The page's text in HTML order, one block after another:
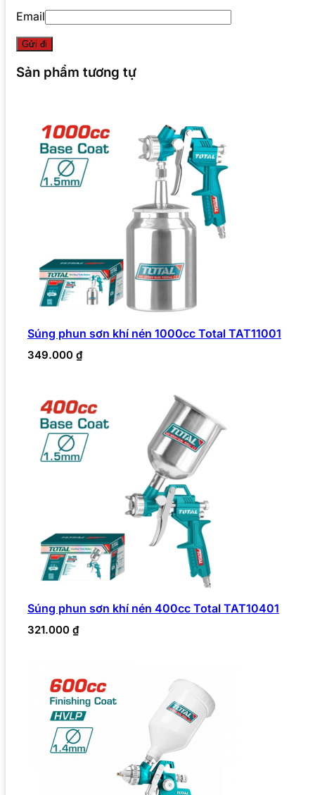
Email
Sản phẩm tương tự
Súng phun sơn khí nén 1000cc Total TAT11001
349.000 ₫
Súng phun sơn khí nén 400cc Total TAT10401
321.000 ₫